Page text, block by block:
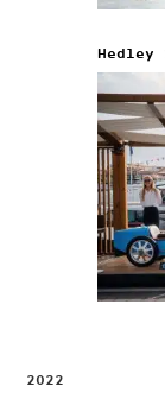
Hedley
2022